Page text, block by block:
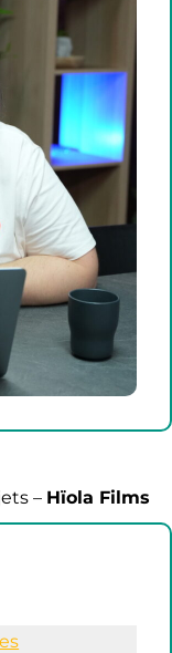
– Hïola Films